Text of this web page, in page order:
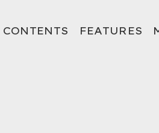
CONTENTS FEATURES